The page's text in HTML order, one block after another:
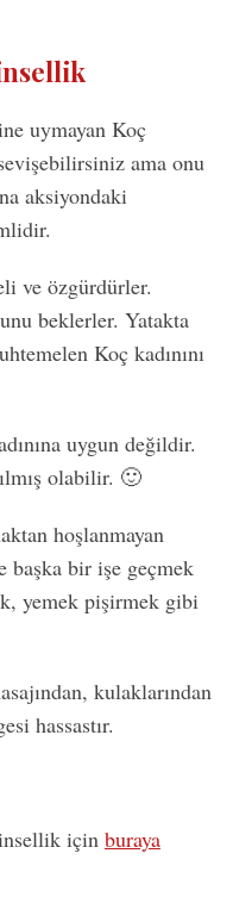
uymayan Koç
ama onu
aksiyondaki
ve özgürdürler.
beklerler. Yatakta
Koç kadınını
uygun değildir.
olabilir. 🙂
hoşlanmayan
başka bir işe geçmek
yemek pişirmek gibi
kulaklarından
hassastır.
için buraya